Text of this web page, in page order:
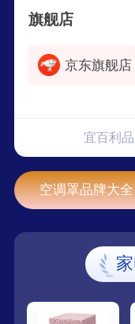
旗舰店
京东旗舰店
宜百利
空调罩品牌大